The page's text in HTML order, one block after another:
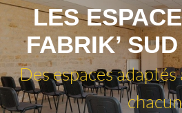
LES
FABRIK’
Des espaces
chacun